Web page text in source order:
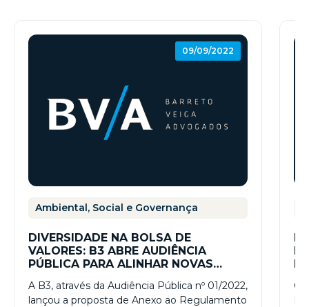
09/09/2022
Ambiental, Social e Governança
DIVERSIDADE NA BOLSA DE
VALORES: B3 ABRE AUDIÊNCIA
PÚBLICA PARA ALINHAR NOVAS
INCLUSÃO
A B3, através da Audiência Pública nº 01/2022,
lançou a proposta de Anexo ao Regulamento
O